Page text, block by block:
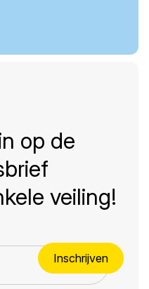
op de
veiling!
Inschrijven